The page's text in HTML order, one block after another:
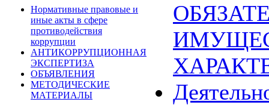
Нормативные правовые и
иные акты в сфере
противодействия
коррупции
АНТИКОРРУПЦИОННАЯ
ЭКСПЕРТИЗА
ОБЪЯВЛЕНИЯ
МЕТОДИЧЕСКИЕ
МАТЕРИАЛЫ